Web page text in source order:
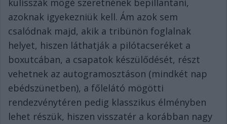
kulisszák mögé szeretnének bepillantani,
azoknak igyekezniük kell. Ám azok sem
csalódnak majd, akik a tribünön foglalnak
helyet, hiszen láthatják a pilótacseréket a
boxutcában, a csapatok készülődését, részt
vehetnek az autogramosztáson (mindkét nap
ebédszünetben), a főlelátó mögötti
rendezvénytéren pedig klasszikus élményben
lehet részük, hiszen visszatér a korábban nagy